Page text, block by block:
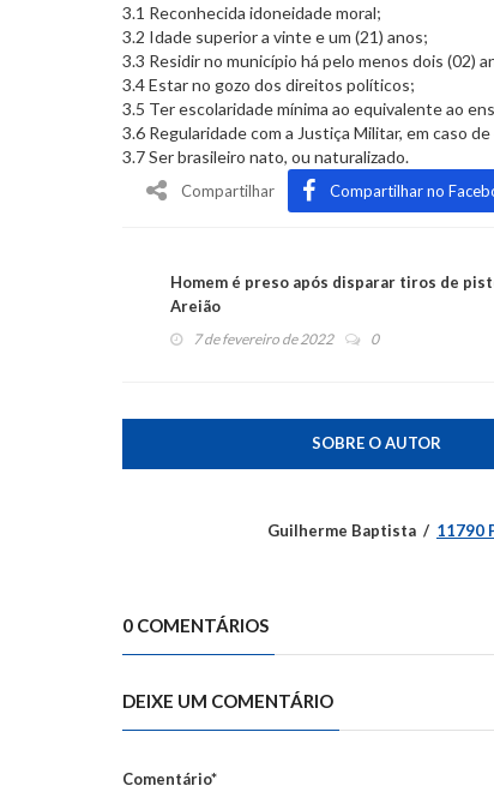
3.1 Reconhecida idoneidade moral;
3.2 Idade superior a vinte e um (21) anos;
3.3 Residir no município há pelo menos dois (02)
3.4 Estar no gozo dos direitos políticos;
3.5 Ter escolaridade mínima ao equivalente ao
3.6 Regularidade com a Justiça Militar, em caso
3.7 Ser brasileiro nato, ou naturalizado.
Compartilhar Compartilhar no
Homem é preso após disparar tiros de
Areião
7 de fevereiro de 2022 0
SOBRE O AUTOR
Guilherme Baptista 11790
0 COMENTÁRIOS
DEIXE UM COMENTÁRIO
Comentário*